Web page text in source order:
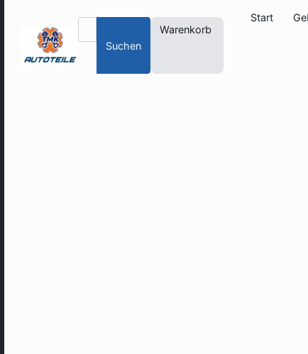
Suchen
Warenkorb
Start